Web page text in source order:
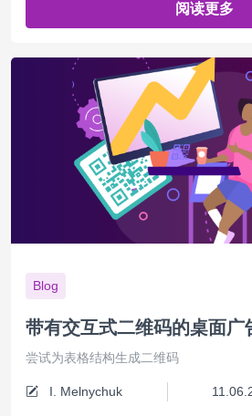
阅读更多
Blog
带有交互式二维码的桌面广
尝试为表格结构生成二维码
I. Melnychuk